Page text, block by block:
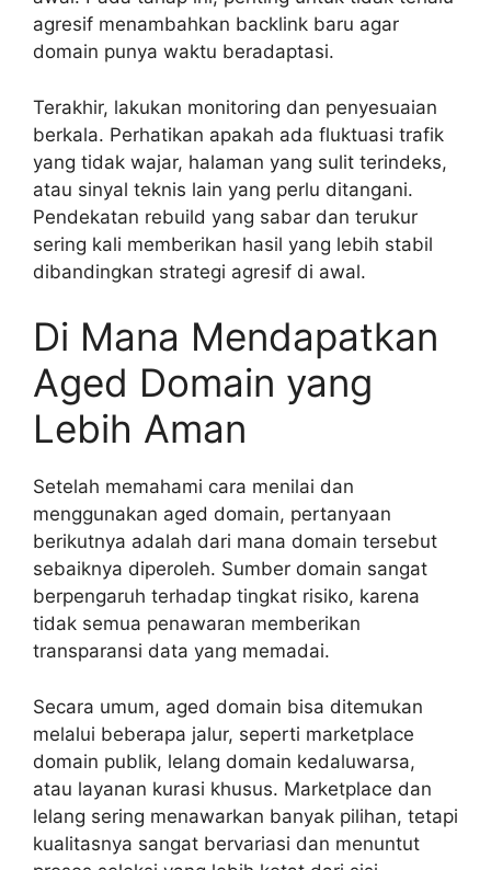
agresif menambahkan backlink baru agar
domain punya waktu beradaptasi.
Terakhir, lakukan monitoring dan penyesuaian
berkala. Perhatikan apakah ada fluktuasi trafik
yang tidak wajar, halaman yang sulit terindeks,
atau sinyal teknis lain yang perlu ditangani.
Pendekatan rebuild yang sabar dan terukur
sering kali memberikan hasil yang lebih stabil
dibandingkan strategi agresif di awal.
Di Mana Mendapatkan
Aged Domain yang
Lebih Aman
Setelah memahami cara menilai dan
menggunakan aged domain, pertanyaan
berikutnya adalah dari mana domain tersebut
sebaiknya diperoleh. Sumber domain sangat
berpengaruh terhadap tingkat risiko, karena
tidak semua penawaran memberikan
transparansi data yang memadai.
Secara umum, aged domain bisa ditemukan
melalui beberapa jalur, seperti marketplace
domain publik, lelang domain kedaluwarsa,
atau layanan kurasi khusus. Marketplace dan
lelang sering menawarkan banyak pilihan, tetapi
kualitasnya sangat bervariasi dan menuntut